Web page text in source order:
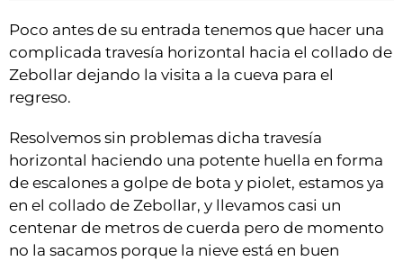
Poco antes de su entrada tenemos que hacer una
complicada travesía horizontal hacia el collado de
Zebollar dejando la visita a la cueva para el
regreso.
Resolvemos sin problemas dicha travesía
horizontal haciendo una potente huella en forma
de escalones a golpe de bota y piolet, estamos ya
en el collado de Zebollar, y llevamos casi un
centenar de metros de cuerda pero de momento
no la sacamos porque la nieve está en buen